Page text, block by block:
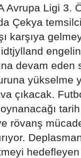
Avrupa Ligi 3.
Çekya
karşıya
devam eden
yükselme
çıkacak.
rövanş
hedefleyen